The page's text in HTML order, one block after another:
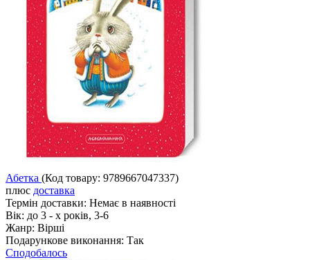
Абетка (Код товару: 9789667047337)
плюс доставка
Термін доставки: Немає в наявності
Вік: до 3 - х років, 3-6
Жанр: Вірші
Подарункове виконання: Так
Сподобалось